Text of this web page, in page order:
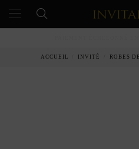
ACCUEIL INVITÉ ROBES